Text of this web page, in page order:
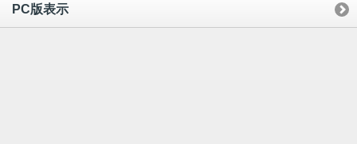
PC版表示